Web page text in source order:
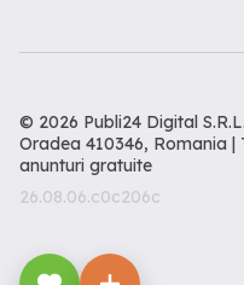
© 2026 Publi24 Digital
Oradea 410346, Romania |
anunturi gratuite
26.08.06.c0c206c